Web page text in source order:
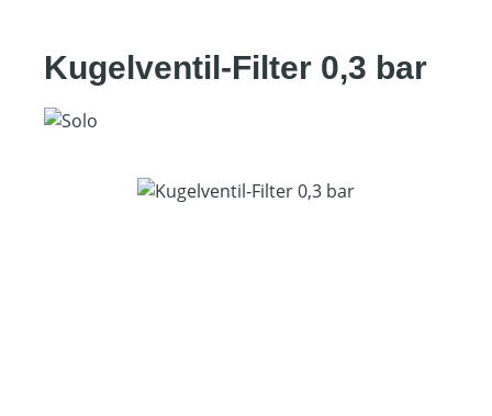
Kugelventil-Filter 0,3 bar
Bildergalerie überspringen